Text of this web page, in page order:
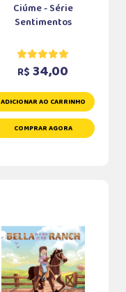
Ciúme - Série
Sentimentos
R$ 34,00
ADICIONAR AO CARRINHO
COMPRAR AGORA